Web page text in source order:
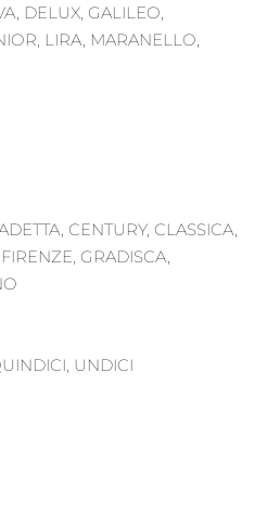
DELUX, GALILEO,
LIRA, MARANELLO,
CENTURY, CLASSICA,
GRADISCA,
UNDICI